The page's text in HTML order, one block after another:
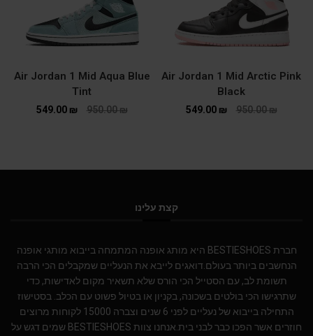
Air Jordan 1 Mid Arctic Pink
Black
950.00₪
549.00 ₪
Air Jordan 1 Mid Aqua Blue
Tint
950.00₪
549.00 ₪
קצת עלינו
חברת BESTIESHOES היא מותג אופנה המתמחה בייבוא מותגי אופנה
הנחשבים ביותר בעולם.דואגים לייבא את הנעליים שמקבלים הכי הרבה
תשומת לב, עם הסטייל הכי הורס שלא תשאיר מקום לאדישות, כדי
שתרגישו הכי בולטים בשכונה, בקניון או בטיול פשוט עם הכלב. בסטישוז
התחילה בייבוא של נעליים לפני 6 שנים וצברה 15000 לקוחות מרוצים
חוזרים אשר הפכו כבר לבני בית.אנחנו צוות BESTIESHOES שמים דגש על